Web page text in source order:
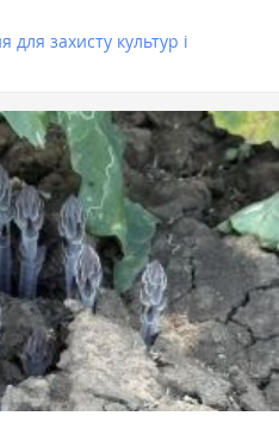
захисту культур і